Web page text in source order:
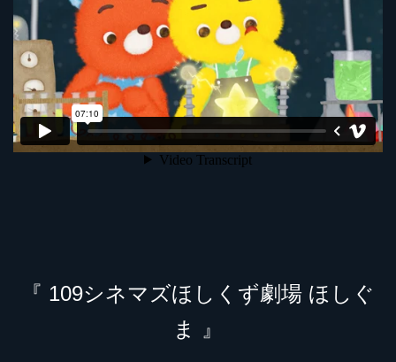
『 109シネマズほしくず劇場 ほしぐ
ま 』